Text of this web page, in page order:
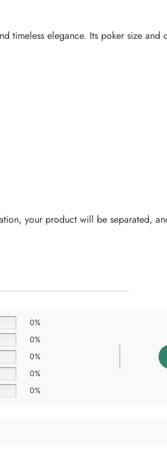
elegance. Its poker size and
your product will be separated,
0%
0%
0%
0%
0%